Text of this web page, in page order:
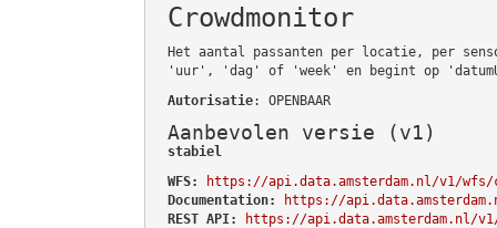
Crowdmonitor
Het aantal passanten per locatie, per
'uur', 'dag' of 'week' en begint op
Autorisatie: OPENBAAR
Aanbevolen versie (v1)
stabiel
WFS:
https://api.data.amsterdam.nl/v1/wfs/
Documentation:
https://
REST API:
https://api.data.amsterdam.nl/